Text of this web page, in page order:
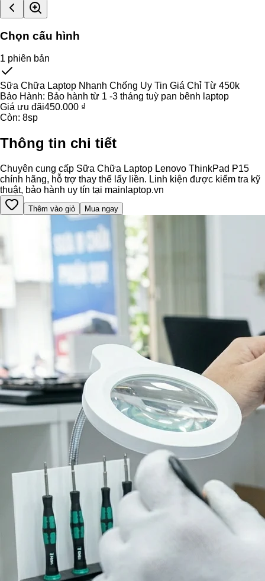
Chọn cấu hình
1 phiên bản
Sữa Chữa Laptop Nhanh Chống Uy Tin Giá Chỉ Từ 450k
Bảo Hành: Bảo hành từ 1 -3 tháng tuỳ pan bênh laptop
Giá ưu đãi450.000 ₫
Còn: 8sp
Thông tin chi tiết
Chuyên cung cấp Sữa Chữa Laptop Lenovo ThinkPad P15
chính hãng, hỗ trợ thay thế lấy liền. Linh kiện được kiểm tra kỹ
thuật, bảo hành uy tín tại mainlaptop.vn
Thêm vào giỏ Mua ngay